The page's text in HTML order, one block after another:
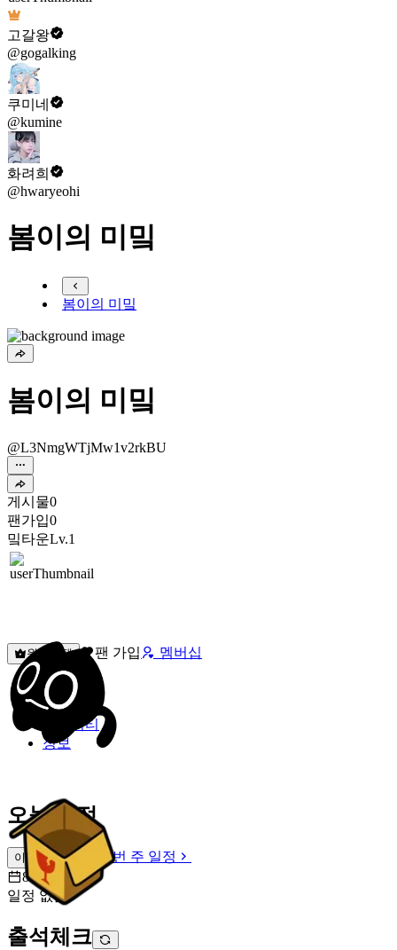
고갈왕
@gogalking
쿠미네
@kumine
화려희
@hwaryeohi
봄이의 미밐
봄이의 미밐
봄이의 미밐
@L3NmgWTjMw1v2rkBU
게시물0
팬가입0
밐타운Lv.1
원픽선택 팬 가입 멤버십
밐타운
피드
커뮤니티
정보
오늘 일정
이번 주 일정
이번 주 일정
8월 9일 [일]
일정 없음
출석체크